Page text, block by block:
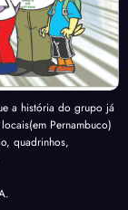
a história do grupo já
Pernambuco)
quadrinhos,